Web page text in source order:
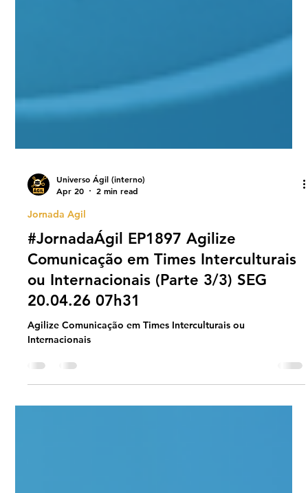
Universo Ágil (interno)
Apr 20
2 min read
Jornada Agil
#JornadaÁgil EP1897 Agilize
Comunicação em Times Interculturais
ou Internacionais (Parte 3/3) SEG
20.04.26 07h31
Internacionais